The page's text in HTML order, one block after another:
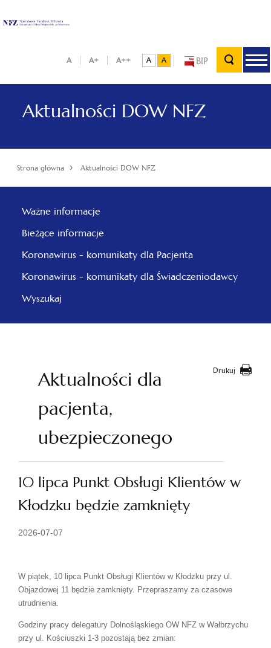
BIP
A A+ A++
Aktualności DOW NFZ
Strona główna › Aktualności DOW NFZ
Ważne informacje
Bieżące informacje
Koronawirus - komunikaty dla Pacjenta
Koronawirus - komunikaty dla Świadczeniodawcy
Wyszukaj
Drukuj
Aktualności dla
pacjenta,
ubezpieczonego
10 lipca Punkt Obsługi Klientów w
Kłodzku będzie zamknięty
2026-07-07
W piątek, 10 lipca Punkt Obsługi Klientów w Kłodzku przy ul.
Objazdowej 11 będzie zamknięty. Przepraszamy za czasowe
utrudnienia.
Godziny pracy delegatury Dolnośląskiego OW NFZ w Wałbrzychu
przy ul. Kościuszki 1-3 pozostają bez zmian: